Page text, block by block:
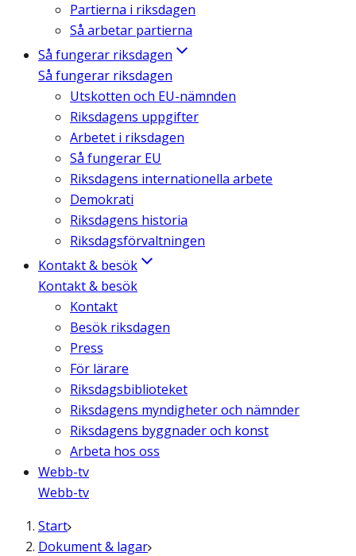
Partierna i riksdagen
Så arbetar partierna
Så fungerar riksdagen
Så fungerar riksdagen
Utskotten och EU-nämnden
Riksdagens uppgifter
Arbetet i riksdagen
Så fungerar EU
Riksdagens internationella arbete
Demokrati
Riksdagens historia
Riksdagsförvaltningen
Kontakt & besök
Kontakt & besök
Kontakt
Besök riksdagen
Press
För lärare
Riksdagsbiblioteket
Riksdagens myndigheter och nämnder
Riksdagens byggnader och konst
Arbeta hos oss
Webb-tv
Webb-tv
Start
Dokument & lagar